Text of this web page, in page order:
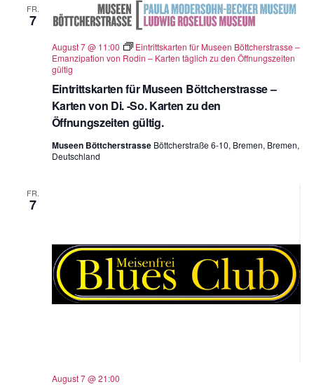
FR.
7
Eintrittskarten für Museen Böttcherstrasse –
Karten von Di. -So. Karten zu den
Öffnungszeiten gültig.
August 7 @ 11:00
Eintrittskarten für Museen Böttcherstrasse –
Emanzipation von Rodin – Karten täglich zu den Öffnungszeiten
gültig
Museen Böttcherstrasse Böttcherstraße 6-10, Bremen, Bremen,
Deutschland
FR.
7
August 7 @ 21:00